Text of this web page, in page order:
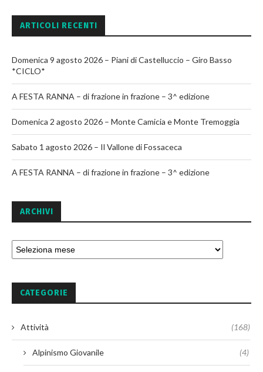
ARTICOLI RECENTI
Domenica 9 agosto 2026 – Piani di Castelluccio – Giro Basso
*CICLO*
A FESTA RANNA – di frazione in frazione – 3^ edizione
Domenica 2 agosto 2026 – Monte Camicia e Monte Tremoggia
Sabato 1 agosto 2026 – Il Vallone di Fossaceca
A FESTA RANNA – di frazione in frazione – 3^ edizione
ARCHIVI
CATEGORIE
Attività (168)
Alpinismo Giovanile (4)